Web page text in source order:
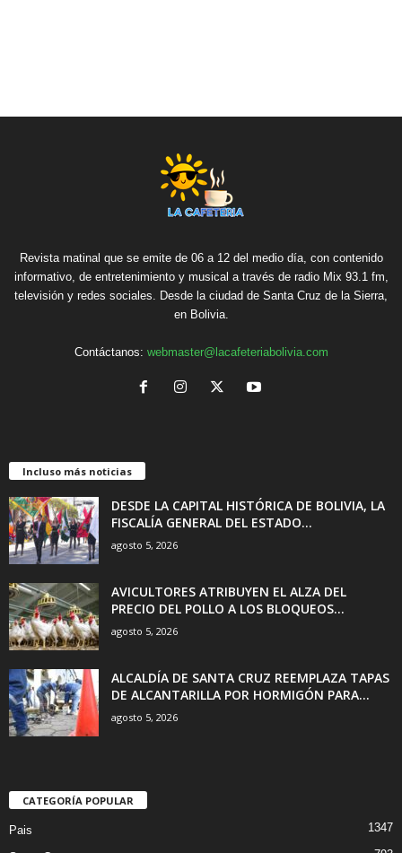
Revista matinal que se emite de 06 a 12 del medio día, con contenido
informativo, de entretenimiento y musical a través de radio Mix 93.1 fm,
televisión y redes sociales. Desde la ciudad de Santa Cruz de la Sierra,
en Bolivia.
Contáctanos: webmaster@lacafeteriabolivia.com
Incluso más noticias
DESDE LA CAPITAL HISTÓRICA DE BOLIVIA, LA
FISCALÍA GENERAL DEL ESTADO...
agosto 5, 2026
AVICULTORES ATRIBUYEN EL ALZA DEL
PRECIO DEL POLLO A LOS BLOQUEOS...
agosto 5, 2026
ALCALDÍA DE SANTA CRUZ REEMPLAZA TAPAS
DE ALCANTARILLA POR HORMIGÓN PARA...
agosto 5, 2026
CATEGORÍA POPULAR
Pais 1347